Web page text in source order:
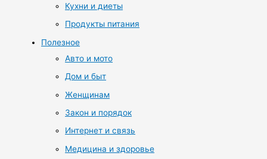
Кухни и диеты
Продукты питания
Полезное
Авто и мото
Дом и быт
Женщинам
Закон и порядок
Интернет и связь
Медицина и здоровье